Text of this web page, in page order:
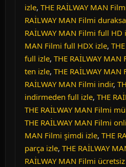
izle, THE RAİLWAY MAN
RAİLWAY MAN Filmi
RAİLWAY MAN Filmi full HD
MAN Filmi full HDX izle,
full izle, THE RAİLWAY
ten izle, THE RAİLWAY
RAİLWAY MAN Filmi indir,
indirmeden full izle, THE
THE RAİLWAY MAN Filmi
THE RAİLWAY MAN Filmi
MAN Filmi şimdi izle, THE
parça izle, THE RAİLWAY
RAİLWAY MAN Filmi